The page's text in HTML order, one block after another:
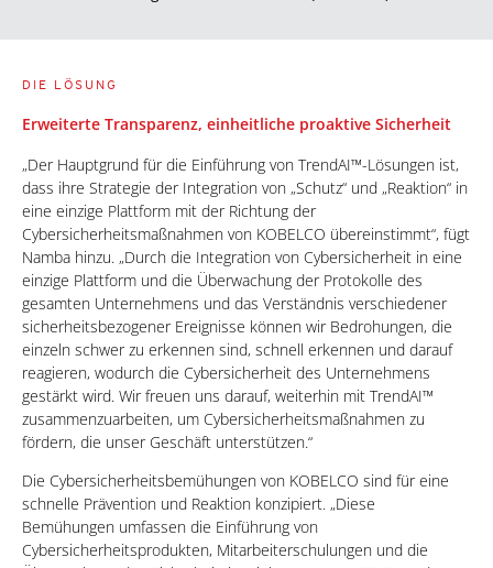
DIE LÖSUNG
Erweiterte Transparenz, einheitliche proaktive Sicherheit
„Der Hauptgrund für die Einführung von TrendAI™-Lösungen ist,
dass ihre Strategie der Integration von „Schutz“ und „Reaktion“ in
eine einzige Plattform mit der Richtung der
Cybersicherheitsmaßnahmen von KOBELCO übereinstimmt“, fügt
Namba hinzu. „Durch die Integration von Cybersicherheit in eine
einzige Plattform und die Überwachung der Protokolle des
gesamten Unternehmens und das Verständnis verschiedener
sicherheitsbezogener Ereignisse können wir Bedrohungen, die
einzeln schwer zu erkennen sind, schnell erkennen und darauf
reagieren, wodurch die Cybersicherheit des Unternehmens
gestärkt wird. Wir freuen uns darauf, weiterhin mit TrendAI™
zusammenzuarbeiten, um Cybersicherheitsmaßnahmen zu
fördern, die unser Geschäft unterstützen.“
Die Cybersicherheitsbemühungen von KOBELCO sind für eine
schnelle Prävention und Reaktion konzipiert. „Diese
Bemühungen umfassen die Einführung von
Cybersicherheitsprodukten, Mitarbeiterschulungen und die